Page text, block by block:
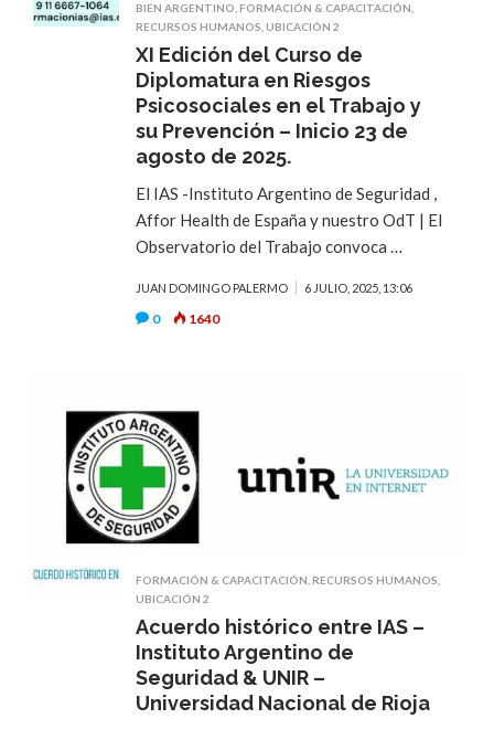
BIEN ARGENTINO FORMACIÓN & CAPACITACIÓN
RECURSOS HUMANOS UBICACIÓN 2
XI Edición del Curso de
Diplomatura en Riesgos
Psicosociales en el Trabajo y
su Prevención – Inicio 23 de
agosto de 2025.
El IAS -Instituto Argentino de Seguridad ,
Affor Health de España y nuestro OdT | El
Observatorio del Trabajo convoca …
JUAN DOMINGO PALERMO 6 JULIO, 2025, 13:06
0 1640
FORMACIÓN & CAPACITACIÓN,RECURSOS HUMANOS,
UBICACIÓN 2
Acuerdo histórico entre IAS –
Instituto Argentino de
Seguridad & UNIR –
Universidad Nacional de Rioja